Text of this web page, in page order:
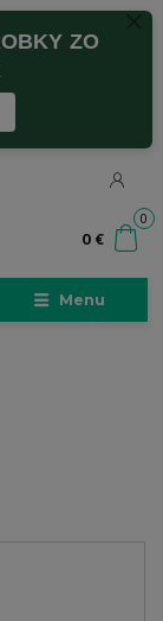
ZO
Menu
0
0 €